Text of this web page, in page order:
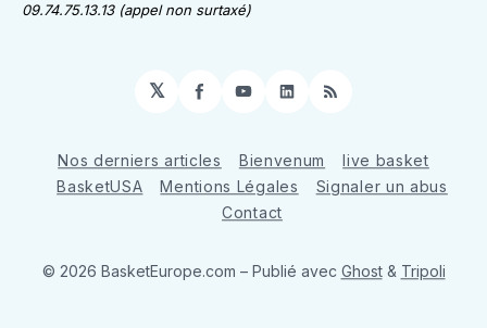
09.74.75.13.13 (appel non surtaxé)
𝕏 Facebook
YouTube
LinkedIn
RSS
Nos derniers articles Bienvenum
live basket
BasketUSA
Mentions Légales
Signaler un abus
Contact
© 2026 BasketEurope.com – Publié avec Ghost& Tripoli